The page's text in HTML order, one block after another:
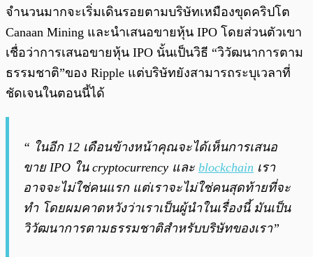
จำนวนมากจะเริ่มเดินรอยตามบริษัทเหมืองขุดคริปโต
Canaan Mining และนำเสนอขายหุ้น IPO โดยส่วนตัวเขา
เชื่อว่าการเสนอขายหุ้น IPO นั้นเป็นวิธี “วิวัฒนาการตาม
ธรรมชาติ”ของ Ripple แต่บริษัทยังสามารถระบุเวลาที่
ชัดเจนในตอนนี้ได้
“ ในอีก 12 เดือนข้างหน้าคุณจะได้เห็นการเสนอ
ขาย IPO ใน cryptocurrency และ blockchain เรา
อาจจะไม่ใช่คนแรก แต่เราจะไม่ใช่คนสุดท้ายที่จะ
ทำ โดยผมคาดหวังว่าเราเป็นผู้นำในเรื่องนี้ มันเป็น
วิวัฒนาการตามธรรมชาติสำหรับบริษัทของเรา”